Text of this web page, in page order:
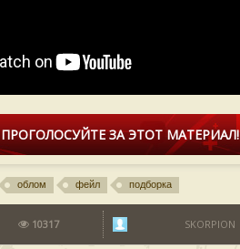
ПРОГОЛОСУЙТЕ ЗА ЭТОТ МАТЕРИАЛ!
облом фейл подборка
10317 SKORPION